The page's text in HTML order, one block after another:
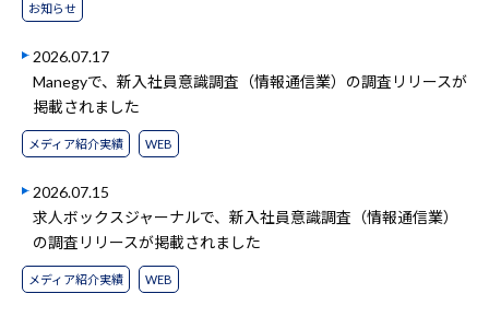
お知らせ
2026.07.17
Manegyで、新入社員意識調査（情報通信業）の調査リリースが
掲載されました
メディア紹介実績 WEB
2026.07.15
求人ボックスジャーナルで、新入社員意識調査（情報通信業）
の調査リリースが掲載されました
メディア紹介実績 WEB